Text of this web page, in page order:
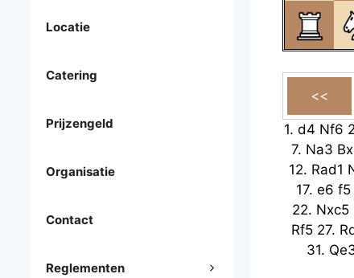
1. d4 Nf6
7. Na3
12. Rad1
17. e6 f5
22. Nxc5
Rf5 27.
31.
Locatie
Catering
Prijzengeld
Organisatie
Contact
Reglementen